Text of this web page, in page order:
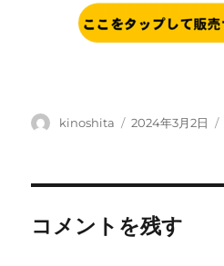
投
kinoshita
投
2024年3月2日
コメントを残す